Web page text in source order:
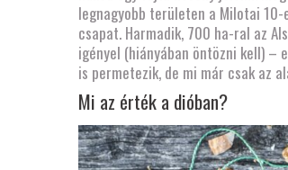
legnagyobb területen a Milotai
csapat. Harmadik, 700 ha-ral az
igényel (hiányában öntözni kell) –
is permetezik, de mi már csak az
Mi az érték a dióban?